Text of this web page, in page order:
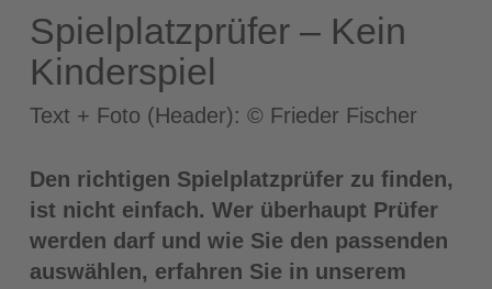
Spielplatzprüfer – Kein
Kinderspiel
Text + Foto (Header): © Frieder Fischer
Den richtigen Spielplatzprüfer zu finden,
ist nicht einfach. Wer überhaupt Prüfer
werden darf und wie Sie den passenden
auswählen, erfahren Sie in unserem